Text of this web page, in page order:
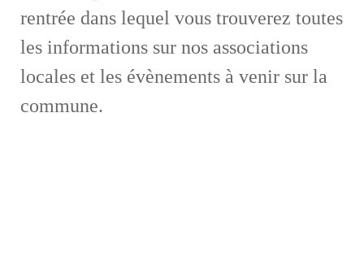
rentrée dans lequel vous trouverez toutes
les informations sur nos associations
locales et les évènements à venir sur la
commune.